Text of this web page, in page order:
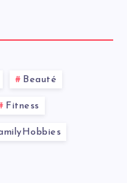
Beauté
Fitness